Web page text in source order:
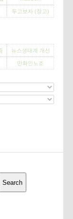
두고보자 (창고)
뉴스생태계 개선
만화인노조
Search